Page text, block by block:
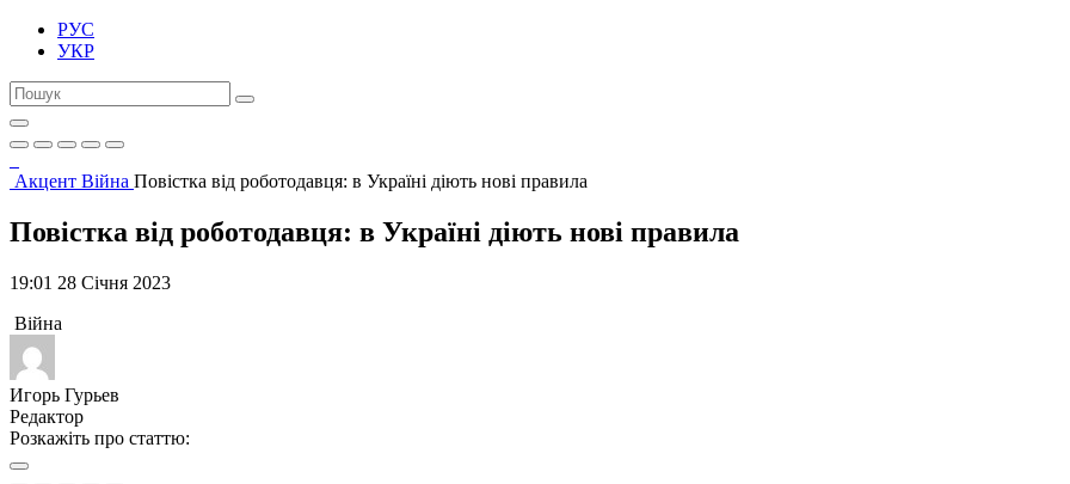
РУС
УКР
Акцент Війна Повістка від роботодавця: в Україні діють нові правила
Повістка від роботодавця: в Україні діють нові правила
19:01 28 Січня 2023
Війна
Игорь Гурьев
Редактор
Розкажіть про статтю: